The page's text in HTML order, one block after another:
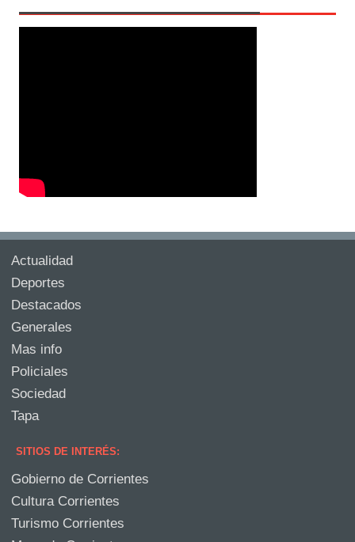
Actualidad
Deportes
Destacados
Generales
Mas info
Policiales
Sociedad
Tapa
SITIOS DE INTERÉS:
Gobierno de Corrientes
Cultura Corrientes
Turismo Corrientes